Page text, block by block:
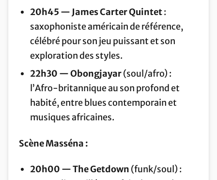
20h45 — James Carter Quintet:
saxophoniste américain de référence,
célébré pour son jeu puissant et son
exploration des styles.
22h30 — Obongjayar(soul/afro) :
l’Afro-britannique au son profond et
habité, entre blues contemporain et
musiques africaines.
Scène Masséna :
20h00 — The Getdown (funk/soul) :